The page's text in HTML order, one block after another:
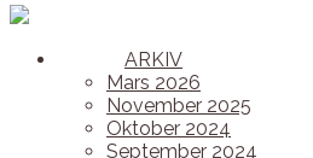
ARKIV
Mars 2026
November 2025
Oktober 2024
September 2024